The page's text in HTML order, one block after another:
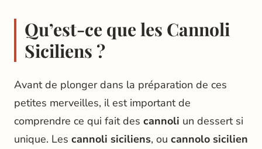
Qu’est-ce que les Cannoli
Siciliens ?
Avant de plonger dans la préparation de ces
petites merveilles, il est important de
comprendre ce qui fait des cannoli un dessert si
unique. Les cannoli siciliens, ou cannolo sicilien